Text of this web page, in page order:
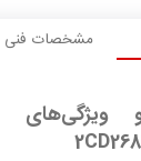
مشخصات فنی